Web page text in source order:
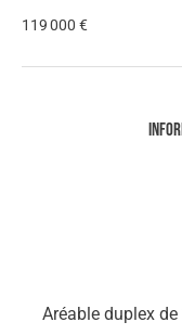
119 000 €
Aréable duplex